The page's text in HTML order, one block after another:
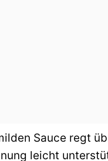
Sauce regt
leicht